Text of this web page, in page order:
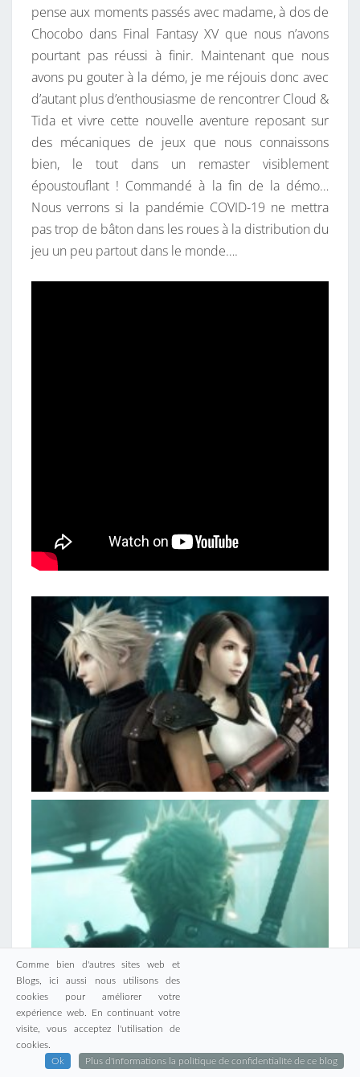
pense aux moments passés avec madame, à dos de
Chocobo dans Final Fantasy XV que nous n’avons
pourtant pas réussi à finir. Maintenant que nous
avons pu gouter à la démo, je me réjouis donc avec
d’autant plus d’enthousiasme de rencontrer Cloud &
Tida et vivre cette nouvelle aventure reposant sur
des mécaniques de jeux que nous connaissons
bien, le tout dans un remaster visiblement
époustouflant ! Commandé à la fin de la démo…
Nous verrons si la pandémie COVID-19 ne mettra
pas trop de bâton dans les roues à la distribution du
jeu un peu partout dans le monde….
Comme bien d'autres sites web et
Blogs, ici aussi nous utilisons des
cookies pour améliorer votre
expérience web. En continuant votre
visite, vous acceptez l'utilisation de
cookies.
Ok
Plus d'informations la politique de confidentialité de ce blog